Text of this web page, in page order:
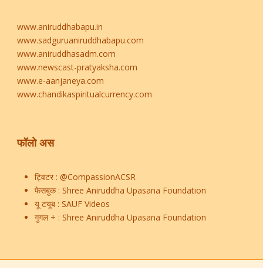
www.aniruddhabapu.in
www.sadguruaniruddhabapu.com
www.aniruddhasadm.com
www.newscast-pratyaksha.com
www.e-aanjaneya.com
www.chandikaspiritualcurrency.com
फॉलो अस
ट्विटर : @CompassionACSR
फेसबुक : Shree Aniruddha Upasana Foundation
यू टयूब : SAUF Videos
गुगल + : Shree Aniruddha Upasana Foundation